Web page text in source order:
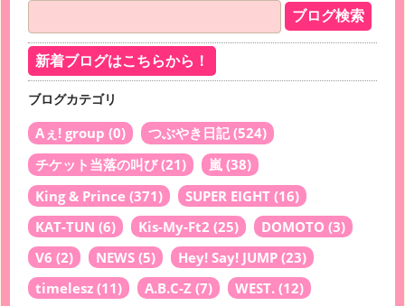
新着ブログはこちらから！
ブログカテゴリ
Aぇ! group (0) つぶやき日記(524)
チケット当落の叫び(21) 嵐 (38)
King & Prince (371) SUPER EIGHT (16)
KAT-TUN (6) Kis-My-Ft2 (25) DOMOTO (3)
V6 (2) NEWS (5) Hey! Say! JUMP (23)
timelesz (11) A.B.C-Z (7) WEST. (12)